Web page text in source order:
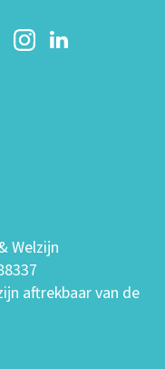
Welzijn
aftrekbaar van de